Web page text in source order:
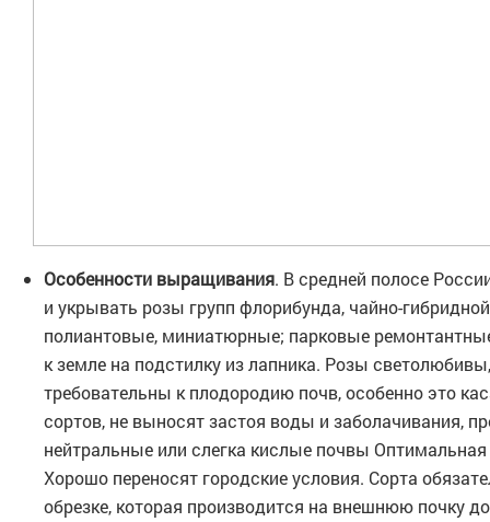
Особенности выращивания. В средней полосе
и укрывать розы групп флорибунда, чайно-
полиантовые, миниатюрные; парковые
к земле на подстилку из лапника. Розы
требовательны к плодородию почв, особенно это
сортов, не выносят застоя воды и заболачивания,
нейтральные или слегка кислые почвы Оптимальная
Хорошо переносят городские условия. Сорта
обрезке, которая производится на внешнюю почку